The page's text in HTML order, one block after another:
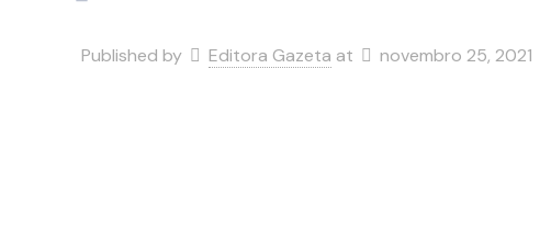
Published by Editora Gazeta at novembro 25, 2021